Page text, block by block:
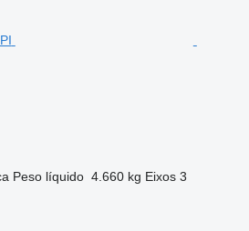
Peso líquido 4.660 kg Eixos 3